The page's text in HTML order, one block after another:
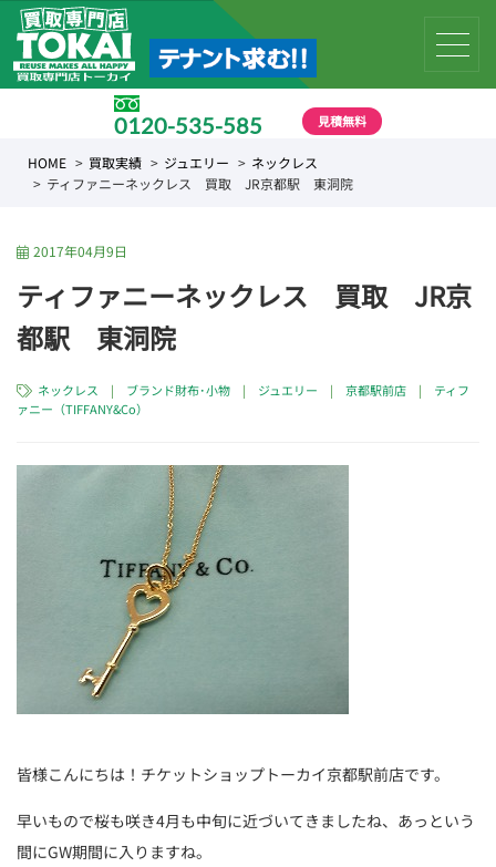
0120-535-585 見積無料
HOME 買取実績 ジュエリー
ネックレス
ティファニーネックレス 買取 JR京都駅 東洞院
2017年04月9日
ティファニーネックレス 買取 JR京
都駅 東洞院
ネックレス | ブランド財布･小物 | ジュエリー |京都駅前店 | ティフ
ァニー（TIFFANY&Co）
皆様こんにちは！チケットショップトーカイ京都駅前店です。
早いもので桜も咲き4月も中旬に近づいてきましたね、あっという
間にGW期間に入りますね。